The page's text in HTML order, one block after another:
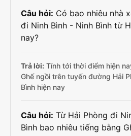
Câu hỏi: Có bao nhiêu nhà
đi Ninh Bình - Ninh Bình từ
nay?
Trả lời: Tính tới thời điểm hiện
Ghế ngồi trên tuyến đường Hải
Bình hiện nay
Câu hỏi: Từ Hải Phòng đi
Bình bao nhiêu tiếng bằng